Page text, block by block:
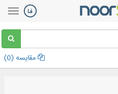
مقایسه (0
)